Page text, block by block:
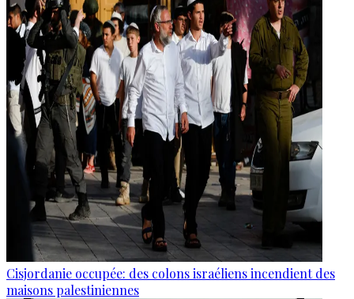
Cisjordanie occupée: des colons israéliens incendient des
maisons palestiniennes